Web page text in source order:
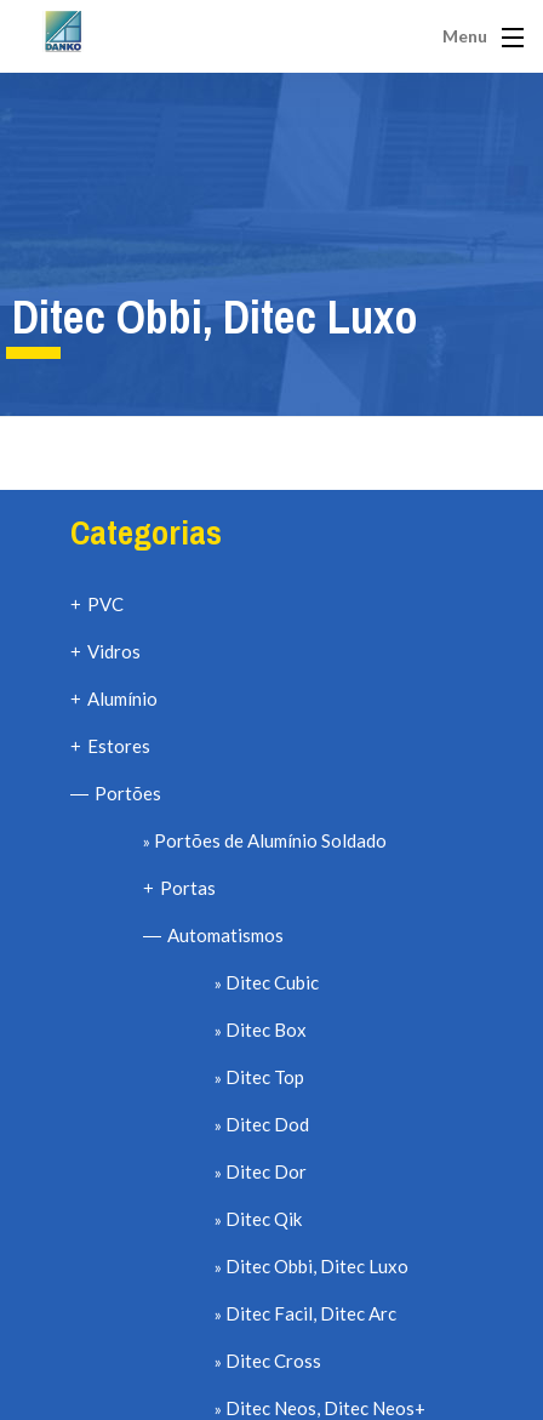
Menu
Ditec Obbi, Ditec Luxo
Categorias
+ PVC
+ Vidros
+ Alumínio
+ Estores
— Portões
Portões de Alumínio Soldado
+ Portas
— Automatismos
Ditec Cubic
Ditec Box
Ditec Top
Ditec Dod
Ditec Dor
Ditec Qik
Ditec Obbi, Ditec Luxo
Ditec Facil, Ditec Arc
Ditec Cross
Ditec Neos, Ditec Neos+